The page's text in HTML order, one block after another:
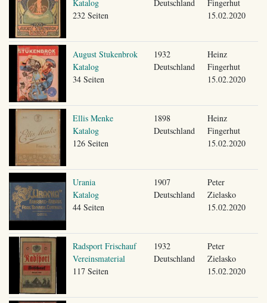
Katalog
232 Seiten
Deutschland
Fingerhut
15.02.2020
August Stukenbrok
Katalog
34 Seiten
1932
Deutschland
Heinz
Fingerhut
15.02.2020
Ellis Menke
Katalog
126 Seiten
1898
Deutschland
Heinz
Fingerhut
15.02.2020
Urania
Katalog
44 Seiten
1907
Deutschland
Peter
Zielasko
15.02.2020
Radsport Frischauf
Vereinsmaterial
117 Seiten
1932
Deutschland
Peter
Zielasko
15.02.2020